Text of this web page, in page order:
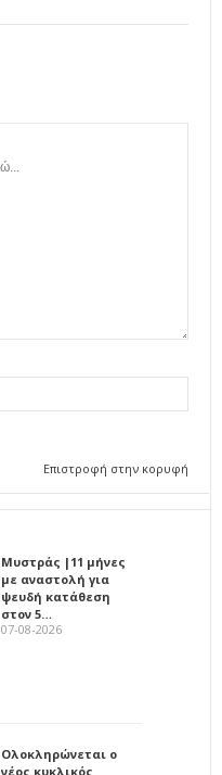
Επιστροφή στην κορυφή
Μυστράς |11 μήνες
με αναστολή για
ψευδή κατάθεση
στον 5…
07-08-2026
Ολοκληρώνεται ο
νέος κυκλικός